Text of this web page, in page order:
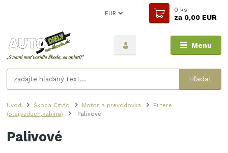
Menu
EUR
Hľadať
0 ks
za0,00 EUR
Úvod Škoda Citigo Motor a prevodovka
Filtere
(olej,vzduch,kabína)
Palivové
Palivové